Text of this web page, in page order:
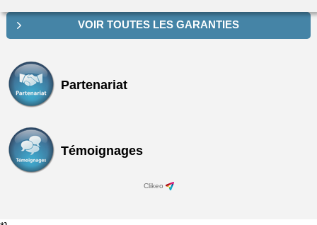
VOIR TOUTES LES GARANTIES
Partenariat
Témoignages
Clikeo